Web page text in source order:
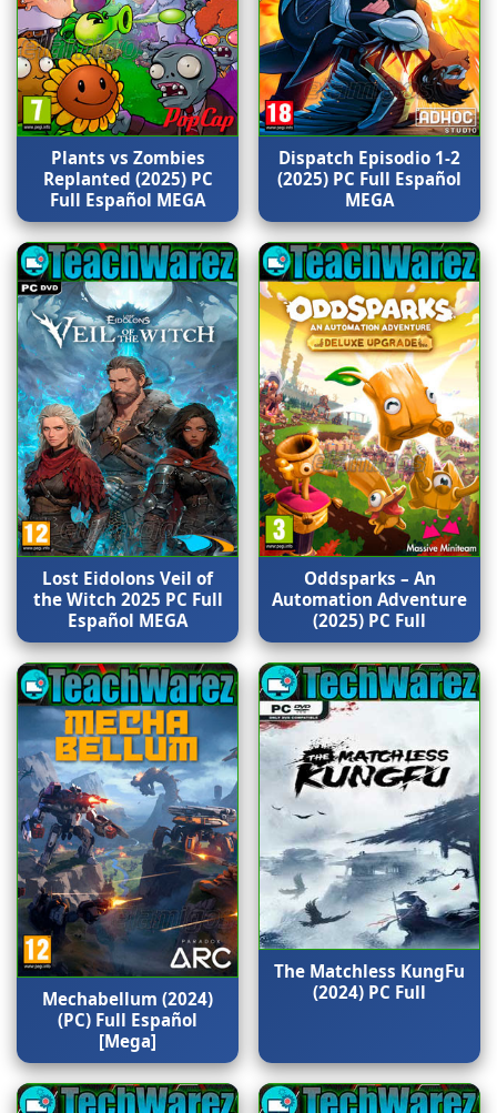
Plants vs Zombies
Replanted (2025) PC
Full Español MEGA
Dispatch Episodio 1-2
(2025) PC Full Español
MEGA
Lost Eidolons Veil of
the Witch 2025 PC Full
Español MEGA
Oddsparks – An
Automation Adventure
(2025) PC Full
Mechabellum (2024)
(PC) Full Español
[Mega]
The Matchless KungFu
(2024) PC Full